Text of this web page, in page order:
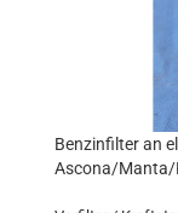
Benzinfilter an
Ascona/Manta/